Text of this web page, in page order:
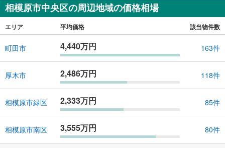
相模原市中央区の周辺地域の価格相場
エリア 平均価格 該当物件数
町田市 4,440万円 163件
厚木市 2,486万円 118件
相模原市緑区 2,333万円 85件
相模原市南区 3,555万円 80件